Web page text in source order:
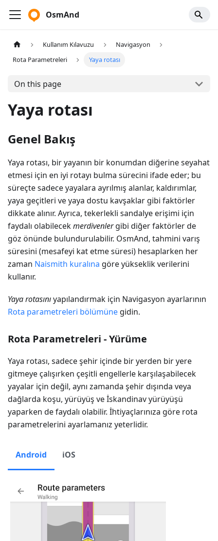
OsmAnd
Kullanım Kılavuzu
Navigasyon
Rota Parametreleri
Yaya rotası
On this page
Yaya rotası
Genel Bakış
Yaya rotası, bir yayanın bir konumdan diğerine seyahat
etmesi için en iyi rotayı bulma sürecini ifade eder; bu
süreçte sadece yayalara ayrılmış alanlar, kaldırımlar,
yaya geçitleri ve yaya dostu kavşaklar gibi faktörler
dikkate alınır. Ayrıca, tekerlekli sandalye erişimi için
faydalı olabilecekmerdivenlergibi diğer faktörler de
göz önünde bulundurulabilir. OsmAnd, tahmini varış
süresini (mesafeyi kat etme süresi) hesaplarken her
zaman Naismith kuralına göre yükseklik verilerini
kullanır.
Yaya rotasınıyapılandırmak için Navigasyon ayarlarının
Rota parametreleri bölümüne gidin.
Rota Parametreleri - Yürüme
Yaya rotası, sadece şehir içinde bir yerden bir yere
gitmeye çalışırken çeşitli engellerle karşılaşabilecek
yayalar için değil, aynı zamanda şehir dışında veya
dağlarda koşu, yürüyüş ve İskandinav yürüyüşü
yaparken de faydalı olabilir. İhtiyaçlarınıza göre rota
parametrelerini ayarlamanız yeterlidir.
Android iOS